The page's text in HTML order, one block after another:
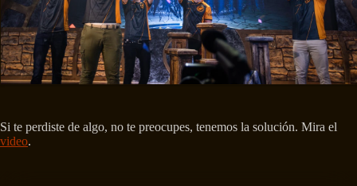
Si te perdiste de algo, no te preocupes, tenemos la solución. Mira el
video.